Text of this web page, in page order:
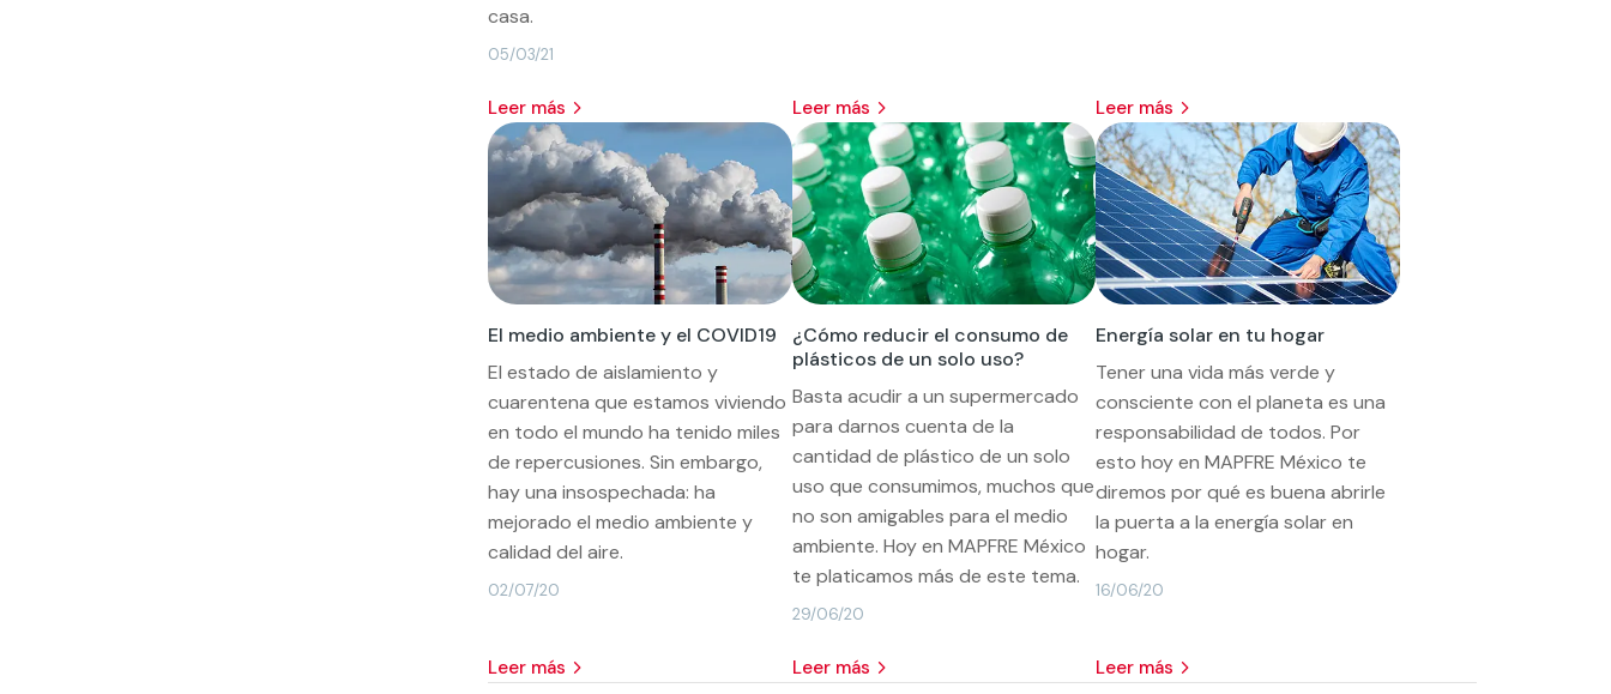
05/03/21
casa.
leer más leer más leer más
El medio ambiente y el COVID19
02/07/20
El estado de aislamiento y
cuarentena que estamos viviendo
en todo el mundo ha tenido miles
de repercusiones. Sin embargo,
hay una insospechada: ha
mejorado el medio ambiente y
calidad del aire.
leer más
¿Cómo reducir el consumo de
plásticos de un solo uso?
29/06/20
Basta acudir a un supermercado
para darnos cuenta de la
cantidad de plástico de un solo
uso que consumimos, muchos que
no son amigables para el medio
ambiente. Hoy en MAPFRE México
te platicamos más de este tema.
leer más
Energía solar en tu hogar
16/06/20
Tener una vida más verde y
consciente con el planeta es una
responsabilidad de todos. Por
esto hoy en MAPFRE México te
diremos por qué es buena abrirle
la puerta a la energía solar en
hogar.
leer más